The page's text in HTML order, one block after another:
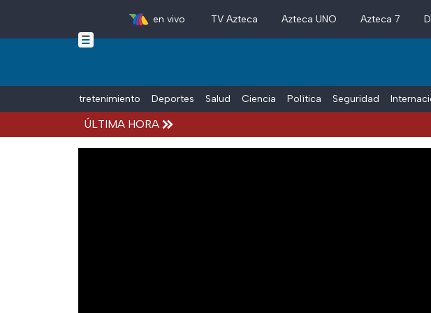
Skip to main content
en vivo TV Azteca Azteca UNO Azteca 7
Entretenimiento Deportes Salud Ciencia Política Seguridad
ÚLTIMA HORA